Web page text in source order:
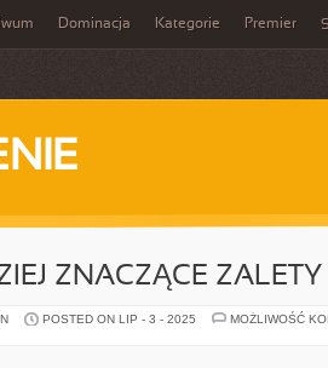
Dominacja Kategorie Premier
ZNACZĄCE ZALETY
POSTED ON LIP - 3 - 2025
MOŻLIWOŚĆ